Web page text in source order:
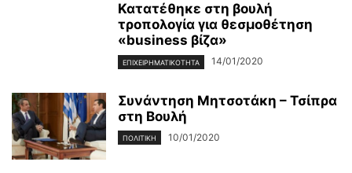
Κατατέθηκε στη βουλή
τροπολογία για θεσμοθέτηση
«business βίζα»
ΕΠΙΧΕΙΡΗΜΑΤΙΚΌΤΗΤΑ 14/01/2020
Συνάντηση Μητσοτάκη – Τσίπρα
στη Βουλή
ΠΟΛΙΤΙΚΉ 10/01/2020